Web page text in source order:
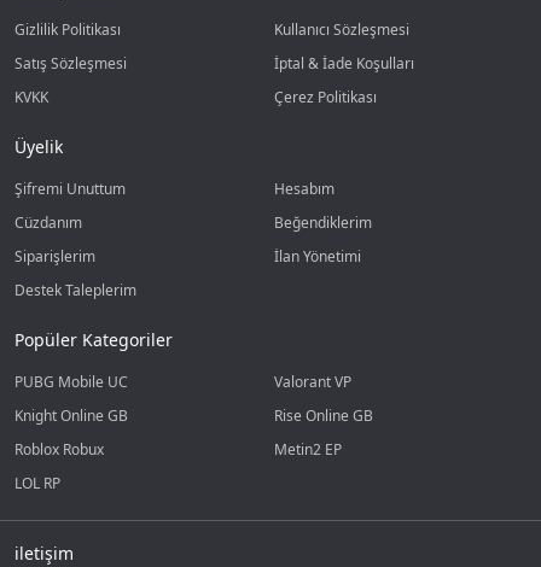
Gizlilik Politikası
Kullanıcı Sözleşmesi
Satış Sözleşmesi
İptal & İade Koşulları
KVKK
Çerez Politikası
Üyelik
Şifremi Unuttum
Hesabım
Cüzdanım
Beğendiklerim
Siparişlerim
İlan Yönetimi
Destek Taleplerim
Popüler Kategoriler
PUBG Mobile UC
Valorant VP
Knight Online GB
Rise Online GB
Roblox Robux
Metin2 EP
LOL RP
iletişim